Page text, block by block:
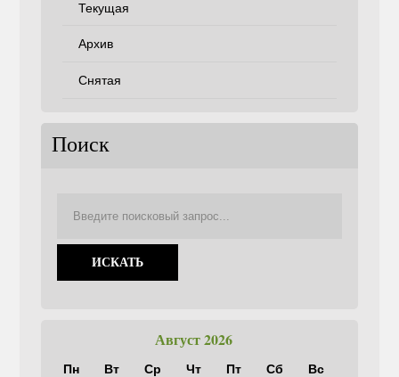
Текущая
Архив
Снятая
Поиск
Август 2026
Пн Вт Ср Чт Пт Сб
Вс